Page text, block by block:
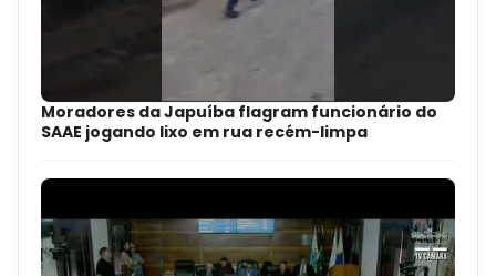
Moradores da Japuíba flagram funcionário do
SAAE jogando lixo em rua recém-limpa